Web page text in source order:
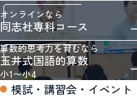
オンラインなら
同志社専科コース
算数的思考力を育むなら
玉井式国語的算数
小1〜小4
模試・講習会・イベント